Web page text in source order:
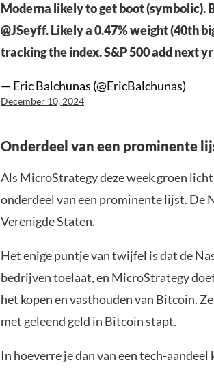
Moderna likely to get boot (symbolic).
@JSeyff. Likely a 0.47% weight (40th
tracking the index. S&P 500 add next
— Eric Balchunas (@EricBalchunas)
December 10, 2024
Onderdeel van een prominente
Als MicroStrategy deze week groen
onderdeel van een prominente lijst. De
Verenigde Staten.
Het enige puntje van twijfel is dat de
bedrijven toelaat, en MicroStrategy
het kopen en vasthouden van Bitcoin.
met geleend geld in Bitcoin stapt.
In hoeverre je dan van een tech-